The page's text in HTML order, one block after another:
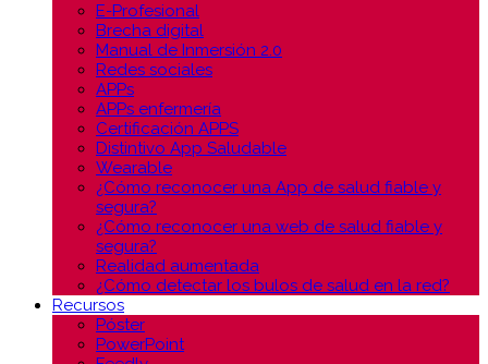
E-Profesional
Brecha digital
Manual de Inmersión 2.0
Redes sociales
APPs
APPs enfermería
Certificación APPS
Distintivo App Saludable
Wearable
¿Cómo reconocer una App de salud fiable y
segura?
¿Cómo reconocer una web de salud fiable y
segura?
Realidad aumentada
¿Cómo detectar los bulos de salud en la red?
Recursos
Póster
PowerPoint